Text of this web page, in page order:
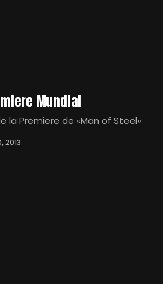
Mundial
la Premiere de «Man of Steel»
2013